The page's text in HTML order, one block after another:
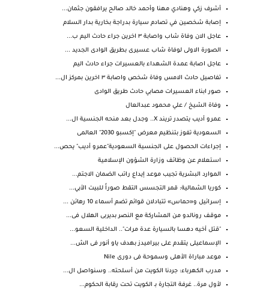
أشرف زكي وهنادي مهنا وأحمد خالد صالح يرافقون جثمان...
إصابة شخصين في تصادم سيارة بدراجة بخارية بدار السلام
عاجل الان وفاة شاب واصابة ٣ اخرين جراء حادث اليم ب...
الصورة الاولى لوفاة شاب عسيرى بطريق الوادى الجديد ...
عاجل اصابة عمدة الشهداء بالعسيرات جراء حادث اليم
تفاصيل حادث الامس وفاة شخص واصابة ٣ اخرين بمركز ال...
صور ابناء العسيرات مصابي حادث طريق الوادى
وفاة الشيخ / علي محمود عبدالعال
عمرو أديب يتصدر تريند X.. وجدل بعد منحه الجنسية ال...
السعودية تفوز بتنظيم معرض "إكسبو 2030" العالمى
إجراءات الحصول على الجنسية السعودية"عمرو أديب" يحص...
استعلام عن وظائف وزارة الشؤون الإسلامية
الموارد البشرية تجيب موعد إيداع راتب الضمان الاجتم...
كوريا الشمالية: قمر التجسس التقط صوراً للبيت الأبي...
إسرائيل و«حماس» تتبادلان قوائم تضم أسماء 10 رهائن ...
موقف رونالدو من المشاركة مع النصر بديربى الهلال فى...
"قتل أخيه دهسا بالسيارة عدة مرات".. الداخلية السعو...
الإسماعيلى يتقدم على بيراميدز بهدف ياو أنور فى الش...
موعد مباراة الأهلى وسموحة فى دورى Nile
مدرب الكهرباء: جردنا الكويت من أسلحته.. وسنواصل ال...
لأول مرة.. غرفة التجارة بـ الكويت تحت رقابة الحكوم...